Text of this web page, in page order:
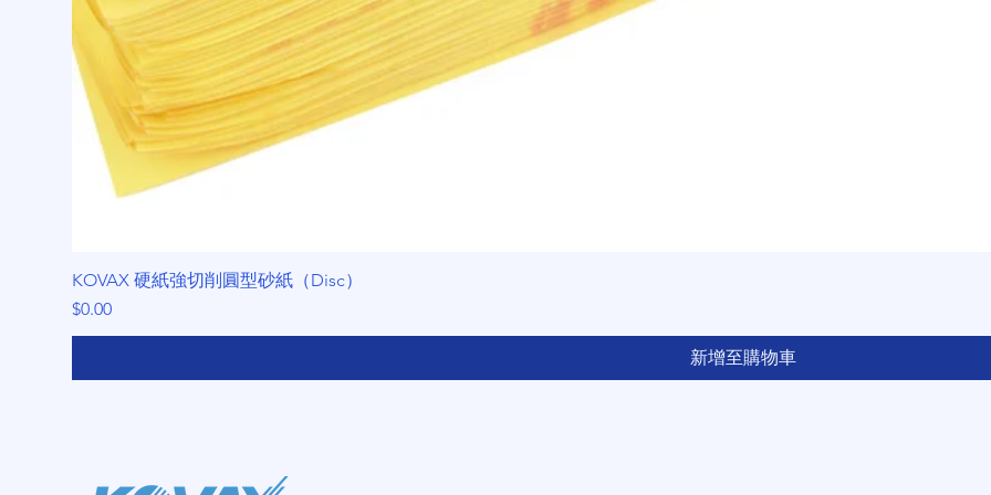
KOVAX 硬紙強切削圓型砂紙（Disc）
價格
$0.00
新增至購物車